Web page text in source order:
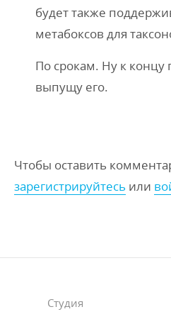
будет также
метабоксов для
По срокам. Ну к концу
выпущу его.
Чтобы оставить
зарегистрируйтесь или
Студия